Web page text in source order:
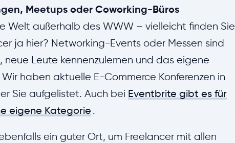
Meetups oder Coworking-Büros
Welt außerhalb des WWW – vielleicht finden Sie
ja hier? Networking-Events oder Messen sind
Leute kennenzulernen und das eigene
haben aktuelle E-Commerce Konferenzen in
Sie aufgelistet. Auch bei Eventbrite gibt es für
eigene Kategorie .
ein guter Ort, um Freelancer mit allen